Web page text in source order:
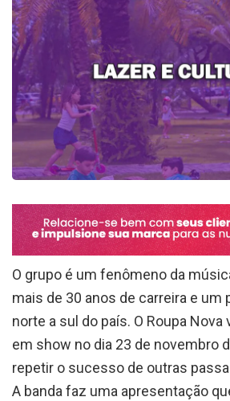
O grupo é um fenômeno da
mais de 30 anos de carreira e um
norte a sul do país. O Roupa Nova
em show no dia 23 de novembro
repetir o sucesso de outras
A banda faz uma apresentação